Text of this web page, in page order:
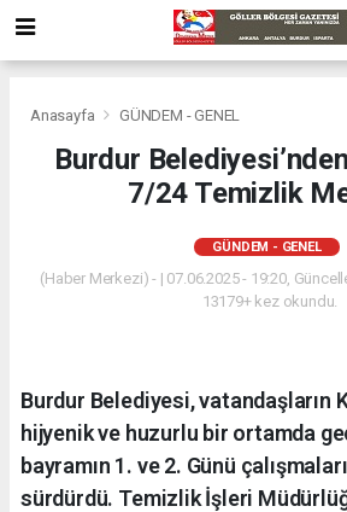
Anasayfa GÜNDEM - GENEL
Burdur
7/24 Temizlik
GÜNDEM - GENEL
(Haber Merkezi) - | 07.06.2025 - 19:20,
13179+ kez okundu.
Burdur Belediyesi, vatandaşların
hijyenik ve huzurlu bir ortamda
bayramın 1. ve 2. Günü
sürdürdü. Temizlik İşleri